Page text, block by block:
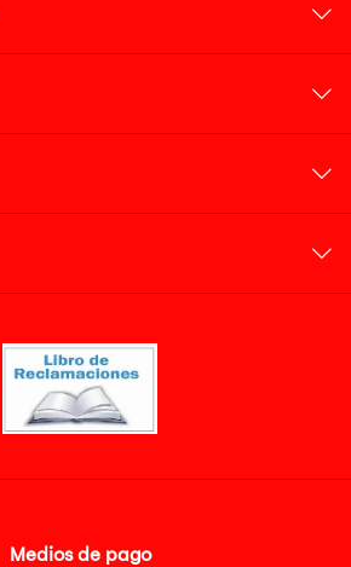
Medios de pago